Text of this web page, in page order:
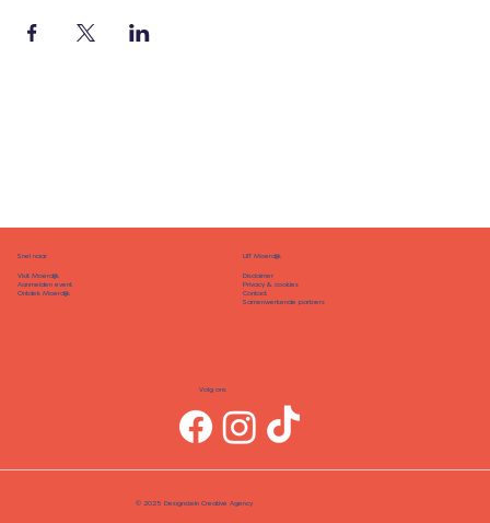
Snel naar
Visit Moerdijk
Aanmelden event
Ontdek Moerdijk
UIT Moerdijk
Disclaimer
Privacy & cookies
Contact
Samenwerkende partners
Volg ons
© 2025 Designstein Creative Agency